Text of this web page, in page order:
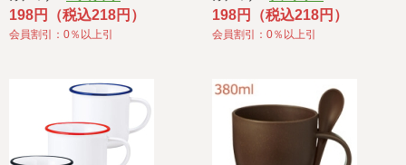
198円（税込218円）
会員割引：0％以上引
198円（税込218円）
会員割引：0％以上引